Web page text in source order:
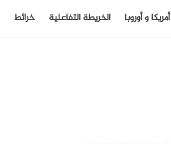
أمريكا و أوروبا الخريطة التفاعلية خرائط